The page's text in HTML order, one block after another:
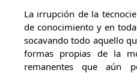
La irrupción de la
de conocimiento y en
socavando todo aquello
formas propias de la
remanentes que aún